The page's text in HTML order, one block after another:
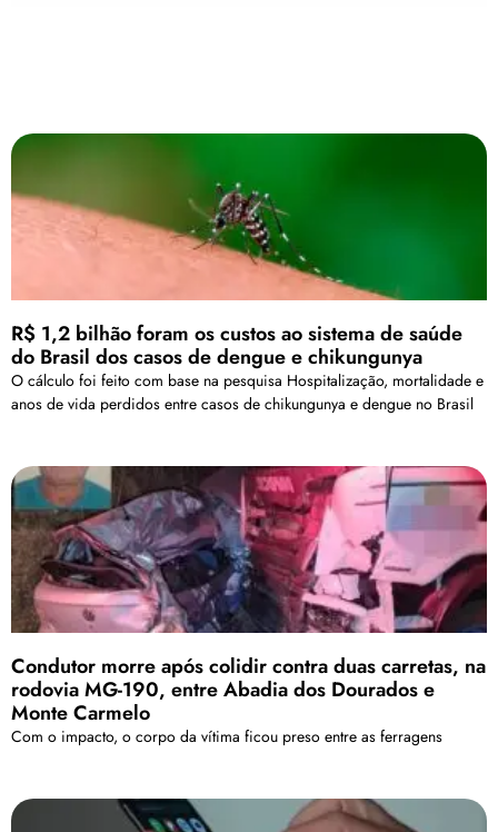
R$ 1,2 bilhão foram os custos ao sistema de saúde
do Brasil dos casos de dengue e chikungunya
O cálculo foi feito com base na pesquisa Hospitalização, mortalidade e
anos de vida perdidos entre casos de chikungunya e dengue no Brasil
Condutor morre após colidir contra duas carretas, na
rodovia MG-190, entre Abadia dos Dourados e
Monte Carmelo
Com o impacto, o corpo da vítima ficou preso entre as ferragens